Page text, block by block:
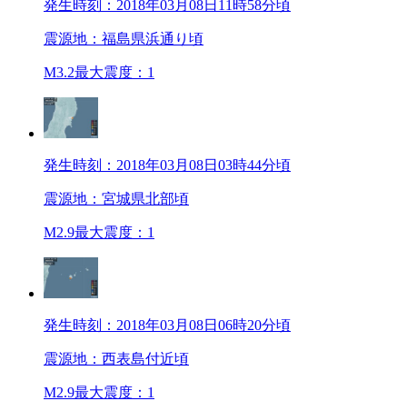
発生時刻：2018年03月08日11時58分頃
震源地：福島県浜通り頃
M3.2最大震度：1
発生時刻：2018年03月08日03時44分頃
震源地：宮城県北部頃
M2.9最大震度：1
発生時刻：2018年03月08日06時20分頃
震源地：西表島付近頃
M2.9最大震度：1